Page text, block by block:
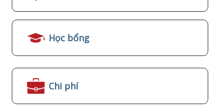
Học bổng
Chi phí